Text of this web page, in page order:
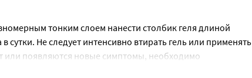
тонким слоем нанести столбик геля длиной
Не следует интенсивно втирать гель или применять
или появляются новые симптомы, необходимо